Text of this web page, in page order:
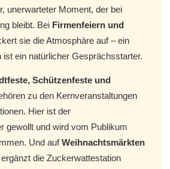
unerwarteter Moment, der bei
bleibt. Bei Firmenfeiern und
sie die Atmosphäre auf – ein
ein natürlicher Gesprächsstarter.
Schützenfeste und
zu den Kernveranstaltungen
Hier ist der
gewollt und wird vom Publikum
Und aufWeihnachtsmärkten
ergänzt die Zuckerwattestation